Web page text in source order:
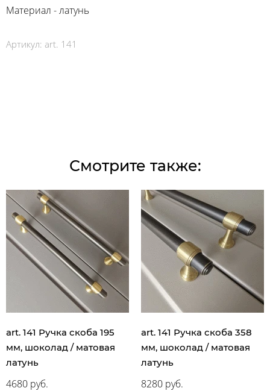
Материал - латунь
Артикул: art. 141
Смотрите также:
art. 141 Ручка скоба 195
мм, шоколад / матовая
латунь
4680 руб.
art. 141 Ручка скоба 358
мм, шоколад / матовая
латунь
8280 руб.